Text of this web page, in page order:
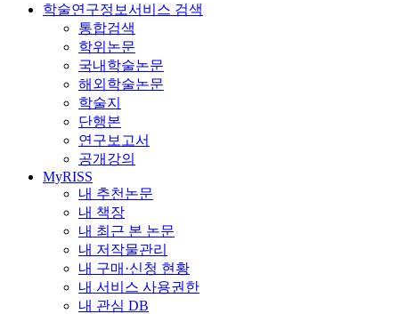
학술연구정보서비스 검색
통합검색
학위논문
국내학술논문
해외학술논문
학술지
단행본
연구보고서
공개강의
MyRISS
내 추천논문
내 책장
내 최근 본 논문
내 저작물관리
내 구매·신청 현황
내 서비스 사용권한
내 관심 DB